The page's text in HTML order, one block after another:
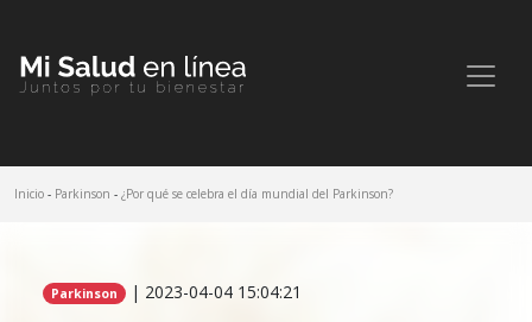
Comparte este artículo
Inicio - Parkinson - ¿Por qué se celebra el día mundial del Parkinson?
Parkinson | 2023-04-04 15:04:21